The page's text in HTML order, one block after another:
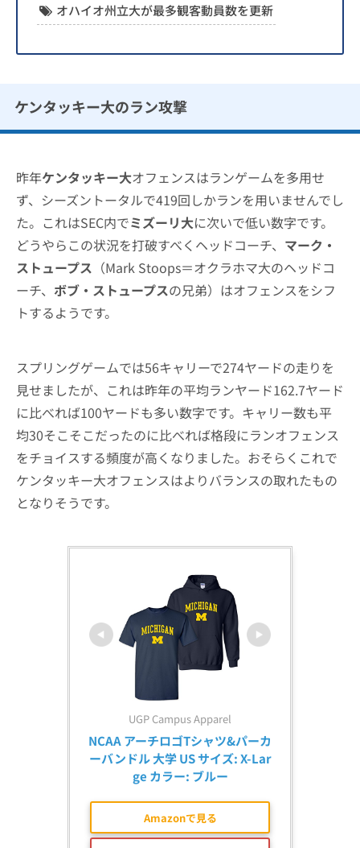
オハイオ州立大が最多観客動員数を更新
ケンタッキー大のラン攻撃
昨年ケンタッキー大オフェンスはランゲームを多用せ
ず、シーズントータルで419回しかランを用いませんでし
た。これはSEC内でミズーリ大に次いで低い数字です。
どうやらこの状況を打破すべくヘッドコーチ、 マーク・
ストュープス （Mark Stoops＝オクラホマ大のヘッドコ
ーチ、 ボブ・ストュープスの兄弟）はオフェンスをシフ
トするようです。
スプリングゲームでは56キャリーで274ヤードの走りを
見せましたが、これは昨年の平均ランヤード162.7ヤード
に比べれば100ヤードも多い数字です。キャリー数も平
均30そこそこだったのに比べれば格段にランオフェンス
をチョイスする頻度が高くなりました。おそらくこれで
ケンタッキー大オフェンスはよりバランスの取れたもの
となりそうです。
UGP Campus Apparel
NCAA アーチロゴTシャツ&パーカ
ーバンドル 大学 US サイズ: X-Lar
ge カラー: ブルー
Amazonで見る